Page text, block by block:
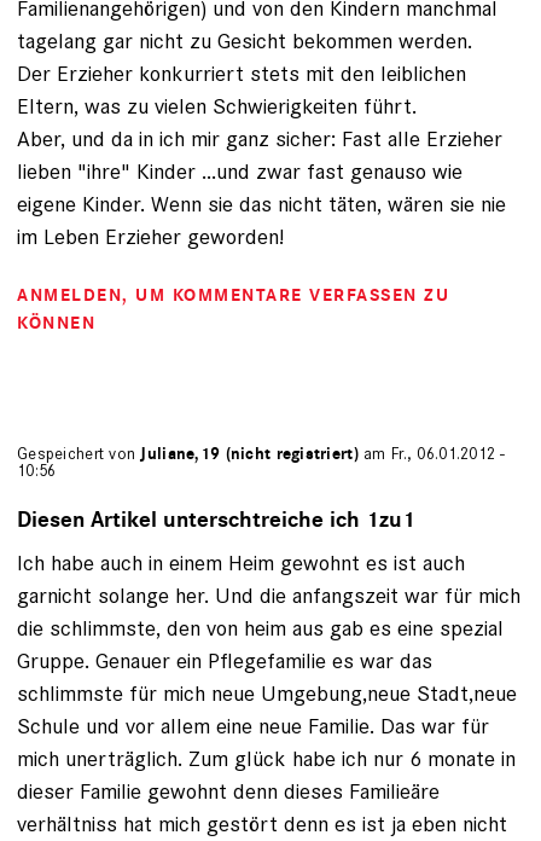
Familienangehörigen) und von den Kindern manchmal
tagelang gar nicht zu Gesicht bekommen werden.
Der Erzieher konkurriert stets mit den leiblichen
Eltern, was zu vielen Schwierigkeiten führt.
Aber, und da in ich mir ganz sicher: Fast alle Erzieher
lieben "ihre" Kinder ...und zwar fast genauso wie
eigene Kinder. Wenn sie das nicht täten, wären sie nie
im Leben Erzieher geworden!
ANMELDEN, UM KOMMENTARE VERFASSEN ZU
KÖNNEN
Gespeichert von Juliane,19 (nicht registriert)am Fr., 06.01.2012 -
10:56
Diesen Artikel unterschtreiche ich 1zu1
Ich habe auch in einem Heim gewohnt es ist auch
garnicht solange her. Und die anfangszeit war für mich
die schlimmste, den von heim aus gab es eine spezial
Gruppe. Genauer ein Pflegefamilie es war das
schlimmste für mich neue Umgebung,neue Stadt,neue
Schule und vor allem eine neue Familie. Das war für
mich unerträglich. Zum glück habe ich nur 6 monate in
dieser Familie gewohnt denn dieses Familieäre
verhältniss hat mich gestört denn es ist ja eben nicht